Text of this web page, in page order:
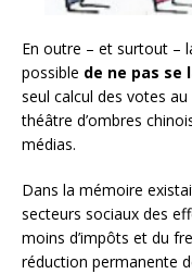
En outre – et surtout –
possible de ne pas se
seul calcul des votes au
théâtre d’ombres
médias.
Dans la mémoire
secteurs sociaux des
moins d’impôts et du
réduction permanente